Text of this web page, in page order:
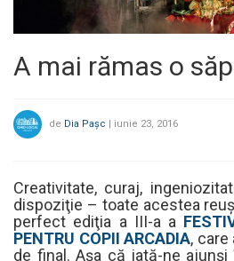
A mai rămas o
de Dia Pașc | iunie 23, 2016
Creativitate, curaj,
dispoziţie – toate acestea
perfect ediţia a III-a a
PENTRU COPII ARCADIA,
de final. Aşa că iată-ne